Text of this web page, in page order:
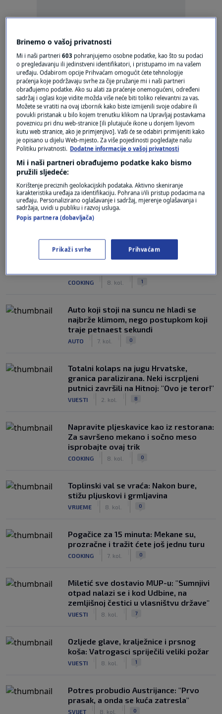
Oglas
Oglas
NAJČITANIJE
Punjene paprike kao nekad: Ovaj mali
trik naših baka čini nadjev savršeno
COOKING 8. kol. 1
Auto koji stoji na suncu ne hladi se
najbrže klimom, nego postupkom koji
traje petnaest sekundi
AUTO 7. kol. 0
Totalni kolaps na jugu Hrvatske,
granica paralizirana. Neki iscrpljeni
putnici završili na Hitnoj: "Ovo je teror!"
VIJESTI 2. kol. 8
Napravite pljeskavice kao iz restorana:
Za savršeno mekano i sočno meso
isprobajte ovaj trik
COOKING 8. kol. 0
Toplinski val se vraća: Nakon bure,
stižu pljuskovi i grmljavina
VRIJEME 8. kol. 0
Pogačice za 15 minuta: Mekane su,
prozračne i tražit ćete još jednu turu
COOKING 7. kol. 0
Miletić sve dostavio MUP-u: "Sumnjivi
otpad nalazi se i kod Udbine, na
zemljišnoj čestici u vlasništvu države"
VIJESTI 8. kol. 7
Ozljede glave, kralježnice i prsnog
koša: Vatrogasci spriječili veliki požar
VIJESTI 8. kol. 1
Potres probudio Austrijance: "Prvo
prasak, a onda se kuća zatresla"
SVIJET 8. kol. 0
Brinemo o vašoj privatnosti
Mi i naši partneri603 pohranjujemo osobne podatke, kao što su podaci
o pregledavanju ili jedinstveni identifikatori, i pristupamo im na vašem
uređaju. Odabirom opcije Prihvaćam omogućit ćete tehnologije
praćenja koje podržavaju svrhe za čije pružanje mi i naši partneri
obrađujemo podatke. Ako su alati za praćenje onemogućeni, određeni
sadržaj i oglasi koje vidite možda više neće biti toliko relevantni za vas.
Možete se vratiti na ovaj izbornik kako biste izmijenili svoje odabire ili
povukli pristanak u bilo kojem trenutku klikom na Upravljaj postavkama
poveznicu pri dnu web-stranice [ili plutajuće ikone u donjem lijevom
kutu web stranice, ako je primjenjivo]. Vaši će se odabiri primijeniti kako
je opisano u dijelu Web-mjesto. Za više pojedinosti pogledajte našu
Politiku privatnosti. Dodatne informacije o vašoj privatnosti
Mi i naši partneri obrađujemo podatke kako bismo
pružili sljedeće:
Korištenje preciznih geolokacijskih podataka. Aktivno skeniranje
karakteristika uređaja za identifikaciju. Pohrana i/ili pristup podacima na
uređaju. Personalizirano oglašavanje i sadržaj, mjerenje oglašavanja i
sadržaja, uvidi u publiku i razvoj usluga.
Popis partnera (dobavljača)
Prikaži svrhe Prihvaćam